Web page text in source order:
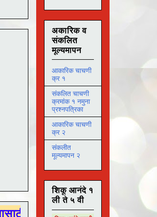
करा .
अकारिक व
संकलित
मूल्यमापन
आकारिक चाचणी
क्र १
संकलित चाचणी
क्रमांक १ नमुना
प्रश्नपत्रिका
आकारिक चाचणी
क्र २
संकलीत
मूल्यमापन २
शिकू आनंदे १
ली ते ५ वी